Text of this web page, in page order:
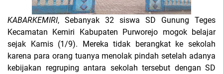
KABARKEMIRI, Sebanyak 32 siswa SD Gunung Teges
Kecamatan Kemiri Kabupaten Purworejo mogok belajar
sejak Kamis (1/9). Mereka tidak berangkat ke sekolah
karena para orang tuanya menolak pindah setelah adanya
kebijakan regruping antara sekolah tersebut dengan SD